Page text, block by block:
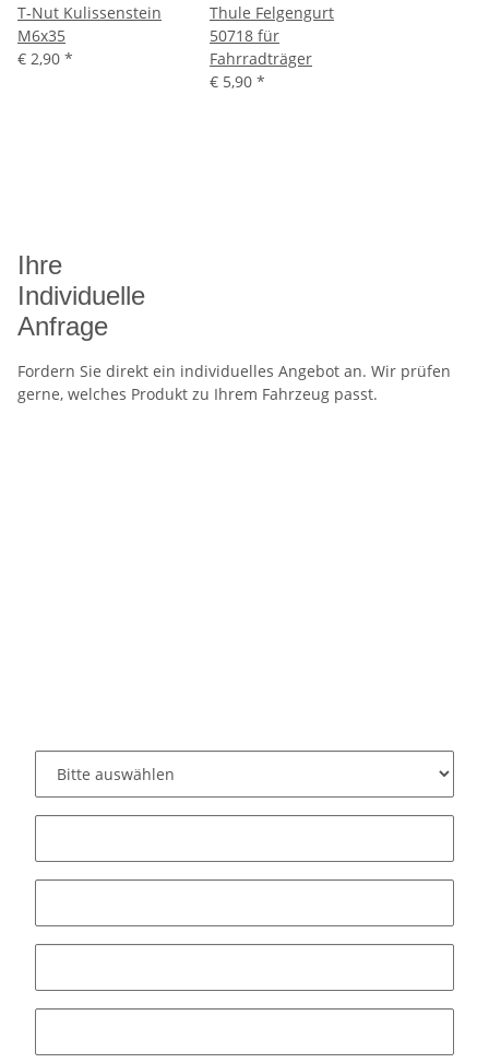
T-Nut Kulissenstein
M6x35
€ 2,90 *
Thule Felgengurt
50718 für
Fahrradträger
€ 5,90 *
Ihre
Individuelle
Anfrage
Fordern Sie direkt ein individuelles Angebot an. Wir prüfen
gerne, welches Produkt zu Ihrem Fahrzeug passt.